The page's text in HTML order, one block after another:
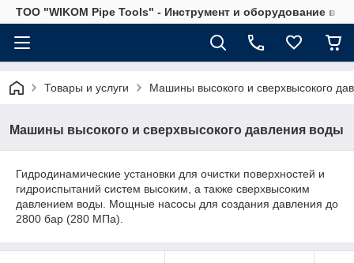
ТОО "WIKOM Pipe Tools" - Инструмент и оборудование в
Товары и услуги Машины высокого и сверхвысокого
Машины высокого и сверхвысокого давления воды
Гидродинамические установки для очистки поверхностей и
гидроиспытаний систем высоким, а также сверхвысоким
давлением воды. Мощные насосы для создания давления до
2800 бар (280 МПа).